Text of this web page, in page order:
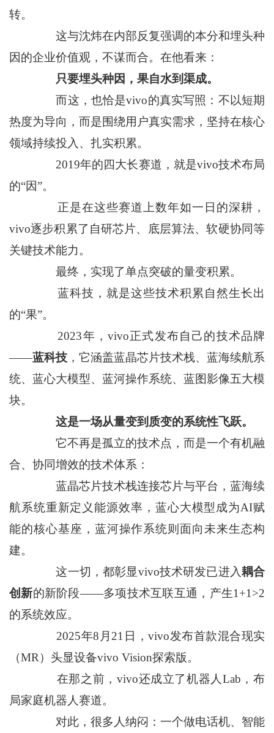
转。
这与沈炜在内部反复强调的本分和埋头种
因的企业价值观，不谋而合。在他看来：
只要埋头种因，果自水到渠成。
而这，也恰是vivo的真实写照：不以短期
热度为导向，而是围绕用户真实需求，坚持在核心
领域持续投入、扎实积累。
2019年的四大长赛道，就是vivo技术布局
的“因”。
正是在这些赛道上数年如一日的深耕，
vivo逐步积累了自研芯片、底层算法、软硬协同等
关键技术能力。
最终，实现了单点突破的量变积累。
蓝科技，就是这些技术积累自然生长出
的“果”。
2023年，vivo正式发布自己的技术品牌
——蓝科技，它涵盖蓝晶芯片技术栈、蓝海续航系
统、蓝心大模型、蓝河操作系统、蓝图影像五大模
块。
这是一场从量变到质变的系统性飞跃。
它不再是孤立的技术点，而是一个有机融
合、协同增效的技术体系：
蓝晶芯片技术栈连接芯片与平台，蓝海续
航系统重新定义能源效率，蓝心大模型成为AI赋
能的核心基座，蓝河操作系统则面向未来生态构
建。
这一切，都彰显vivo技术研发已进入耦合
创新的新阶段——多项技术互联互通，产生1+1>2
的系统效应。
2025年8月21日，vivo发布首款混合现实
（MR）头显设备vivo Vision探索版。
在那之前，vivo还成立了机器人Lab，布
局家庭机器人赛道。
对此，很多人纳闷：一个做电话机、智能